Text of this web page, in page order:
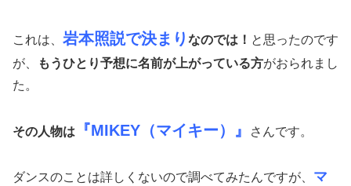
これは、 岩本照説で決まり なのでは！ と思ったのです
が、
もうひとり予想に名前が上がっている方がおられまし
た。
その人物は 『MIKEY（マイキー）』 さんです。
ダンスのことは詳しくないので調べてみたんですが、 マ